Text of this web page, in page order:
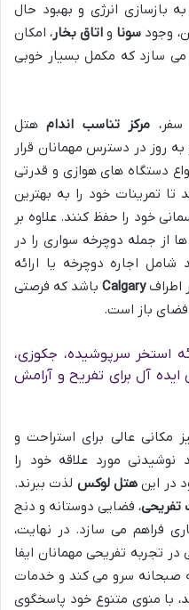
بازسازی انرژی و بهبود حال
وجود سونا و اتاق بخار، امکان
می سازد که مکمل بسیار خوبی
مرکز تناسب اندامهتل
روز در دسترس مهمانان قرار
دستگاه های هوازی و قدرتی
تمرینات خود را به بهترین
خود را حفظ کنند. علاوه بر
از جمله دوچرخه سواری را در
شامل اجاره دوچرخه یا ارائه
اطرافCalgary باشد که فرصتی
فضای باز است.
استخر سرپوشیده، جکوزی،
آل برای تفریح و آرامش
مکانی عالی برای استراحت و
مورد علاقه خود را
در این هتل لوکس لذت ببرند.
تفریحی، فضایی دوستانه و دنج
فراهم می سازد. در نهایت،
تجربه تفریحی مهمانان ایفا
صبحانه سرو می کند و خدمات
با منوی متنوع خود پاسخگوی